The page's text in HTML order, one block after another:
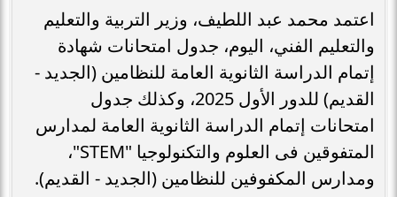
اعتمد محمد عبد اللطيف، وزير التربية والتعليم
والتعليم الفني، اليوم، جدول امتحانات شهادة
إتمام الدراسة الثانوية العامة للنظامين (الجديد -
القديم) للدور الأول 2025، وكذلك جدول
امتحانات إتمام الدراسة الثانوية العامة لمدارس
المتفوقين فى العلوم والتكنولوجيا "STEM"،
ومدارس المكفوفين للنظامين (الجديد - القديم).